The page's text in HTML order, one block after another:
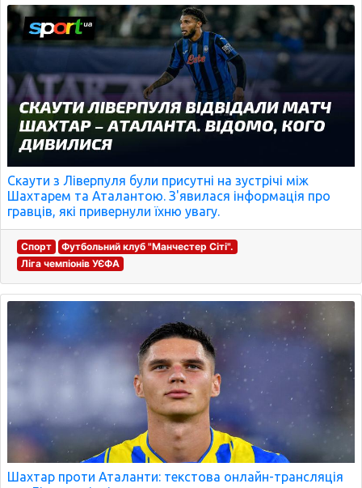
Скаути з Ліверпуля були присутні на зустрічі між
Шахтарем та Аталантою. З'явилася інформація про
гравців, які привернули їхню увагу.
Спорт
Футбольний клуб "Манчестер Сіті".
Ліга чемпіонів УЄФА
Шахтар проти Аталанти: текстова онлайн-трансляція